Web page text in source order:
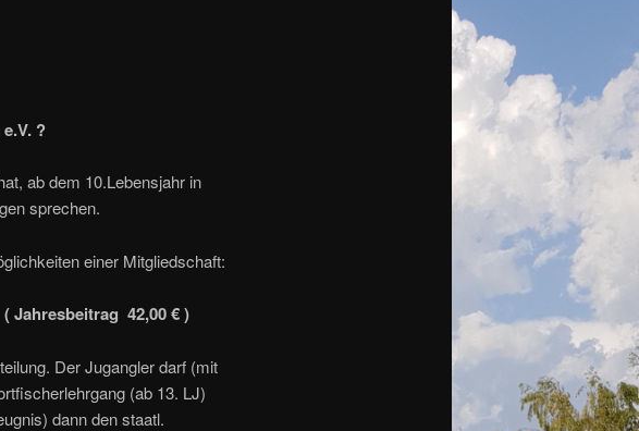
?
ab dem 10.Lebensjahr in
sprechen.
einer Mitgliedschaft:
( Jahresbeitrag 42,00 € )
Der Jugangler darf (mit
(ab 13. LJ)
dann den staatl.